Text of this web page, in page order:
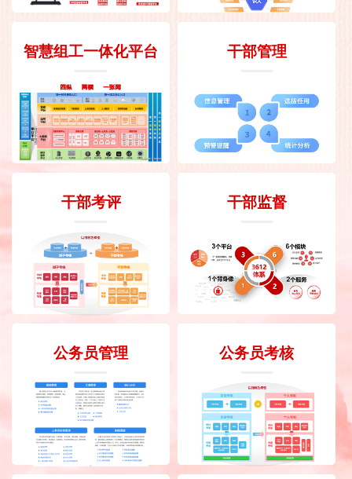
智慧组工一体化平台 干部管理
干部考评 干部监督
公务员管理 公务员考核